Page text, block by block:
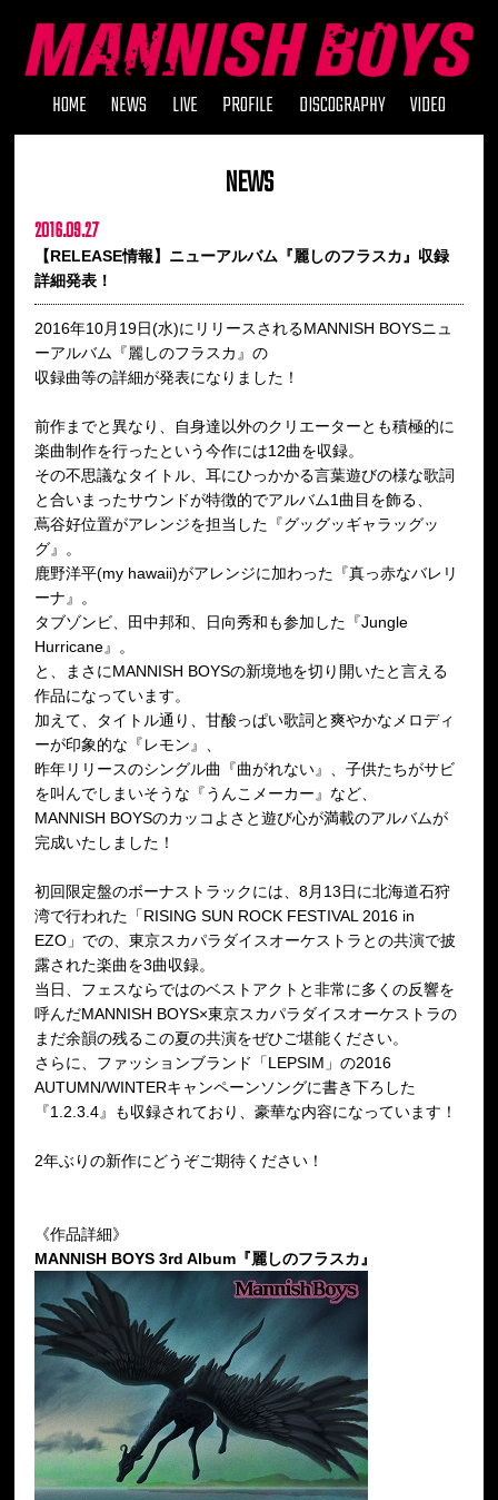
HOME NEWS LIVE PROFILE DISCOGRAPHY VIDEO
NEWS
2016.09.27
【RELEASE情報】ニューアルバム『麗しのフラスカ』収録
詳細発表！
2016年10月19日(水)にリリースされるMANNISH BOYSニュ
ーアルバム『麗しのフラスカ』の
収録曲等の詳細が発表になりました！
前作までと異なり、自身達以外のクリエーターとも積極的に
楽曲制作を行ったという今作には12曲を収録。
その不思議なタイトル、耳にひっかかる言葉遊びの様な歌詞
と合いまったサウンドが特徴的でアルバム1曲目を飾る、
蔦谷好位置がアレンジを担当した『グッグッギャラッグッ
グ』。
鹿野洋平(my hawaii)がアレンジに加わった『真っ赤なバレリ
ーナ』。
タブゾンビ、田中邦和、日向秀和も参加した『Jungle
Hurricane』。
と、まさにMANNISH BOYSの新境地を切り開いたと言える
作品になっています。
加えて、タイトル通り、甘酸っぱい歌詞と爽やかなメロディ
ーが印象的な『レモン』、
昨年リリースのシングル曲『曲がれない』、子供たちがサビ
を叫んでしまいそうな『うんこメーカー』など、
MANNISH BOYSのカッコよさと遊び心が満載のアルバムが
完成いたしました！
初回限定盤のボーナストラックには、8月13日に北海道石狩
湾で行われた「RISING SUN ROCK FESTIVAL 2016 in
EZO」での、東京スカパラダイスオーケストラとの共演で披
露された楽曲を3曲収録。
当日、フェスならではのベストアクトと非常に多くの反響を
呼んだMANNISH BOYS×東京スカパラダイスオーケストラの
まだ余韻の残るこの夏の共演をぜひご堪能ください。
さらに、ファッションブランド「LEPSIM」の2016
AUTUMN/WINTERキャンペーンソングに書き下ろした
『1.2.3.4』も収録されており、豪華な内容になっています！
2年ぶりの新作にどうぞご期待ください！
《作品詳細》
MANNISH BOYS 3rd Album『麗しのフラスカ』